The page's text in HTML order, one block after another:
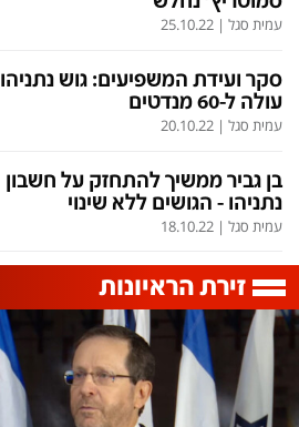
עמית סגל |
25.10.22
סקר ועידת המשפיעים: גוש נתניהו
עולה ל-60 מנדטים
עמית סגל |
20.10.22
בן גביר ממשיך להתחזק על חשבון
נתניהו - הגושים ללא שינוי
עמית סגל |
18.10.22
זירת הראיונות